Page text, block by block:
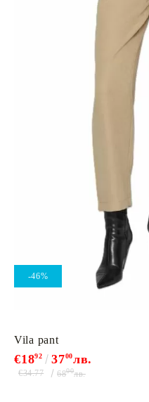
-46%
Vila pant
€1892 3700лв.
€34.77 6800лв.